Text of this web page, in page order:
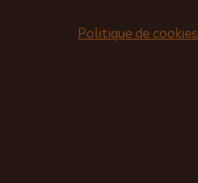
Politique de cookies